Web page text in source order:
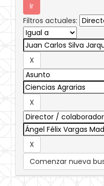
Filtros actuales:
Comenzar nueva